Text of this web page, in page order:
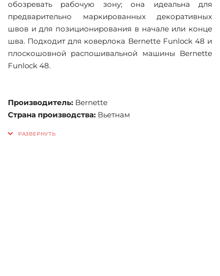
обозревать рабочую зону; она идеальна для
предварительно маркированных декоративных
швов и для позиционирования в начале или конце
шва. Подходит для коверлока Bernette Funlock 48 и
плоскошовной распошивальной машины Bernette
Funlock 48.
Производитель: Bernette
Страна производства: Вьетнам